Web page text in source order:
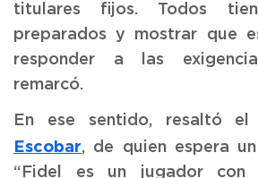
titulares fijos. Todos
preparados y mostrar que
responder a las
remarcó.
En ese sentido, resaltó
Escobar, de quien espera
“Fidel es un jugador con